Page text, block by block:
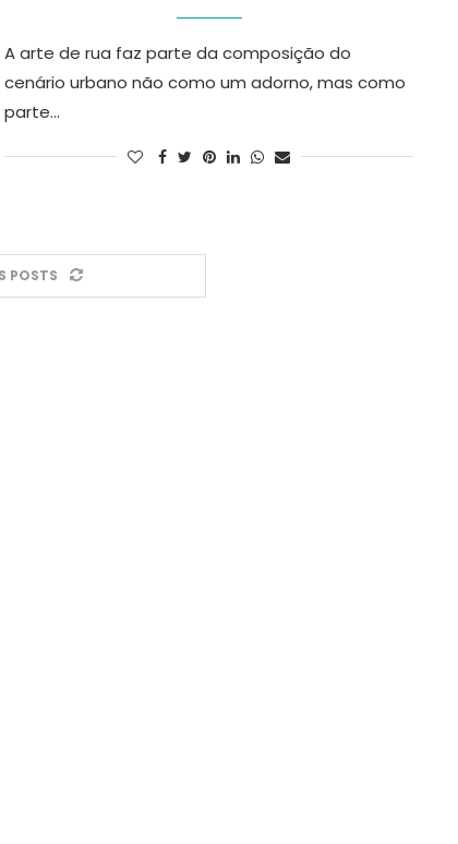
A arte de rua faz parte da composição do
cenário urbano não como um adorno, mas como
parte…
POSTS